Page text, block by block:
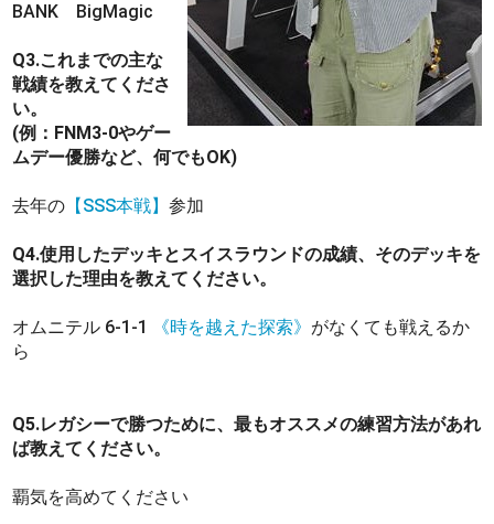
BANK BigMagic
Q3.これまでの主な
戦績を教えてくださ
い。
(例：FNM3-0やゲー
ムデー優勝など、何でもOK)
去年の 【SSS本戦】参加
Q4.使用したデッキとスイスラウンドの成績、そのデッキを
選択した理由を教えてください。
オムニテル 6-1-1 《時を越えた探索》 がなくても戦えるか
ら
Q5.レガシーで勝つために、最もオススメの練習方法があれ
ば教えてください。
覇気を高めてください